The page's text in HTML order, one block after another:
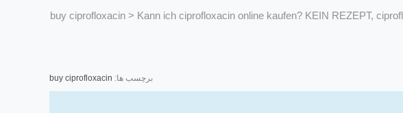
buy ciprofloxacin > Kann ich ciprofloxacin online kaufen? KEIN REZEPT,
برچسب ها: buy ciprofloxacin